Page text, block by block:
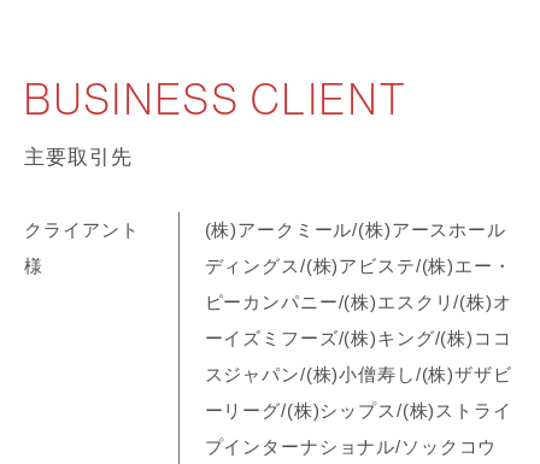
BUSINESS CLIENT
主要取引先
クライアント
様
(株)アークミール/(株)アースホール
ディングス/(株)アビステ/(株)エー・
ピーカンパニー/(株)エスクリ/(株)オ
ーイズミフーズ/(株)キング/(株)ココ
スジャパン/(株)小僧寿し/(株)ザザビ
ーリーグ/(株)シップス/(株)ストライ
プインターナショナル/ソックコウ